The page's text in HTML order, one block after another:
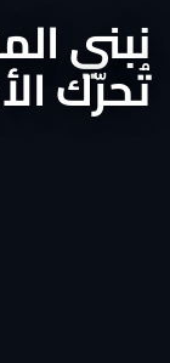
نبني
تُحرّك